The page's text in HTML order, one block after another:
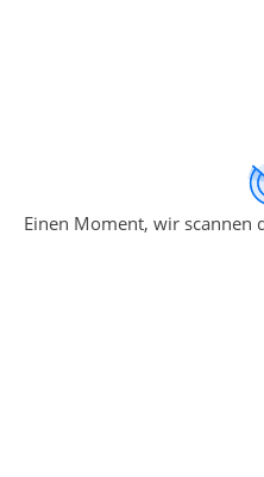
Einen Moment, wir scannen